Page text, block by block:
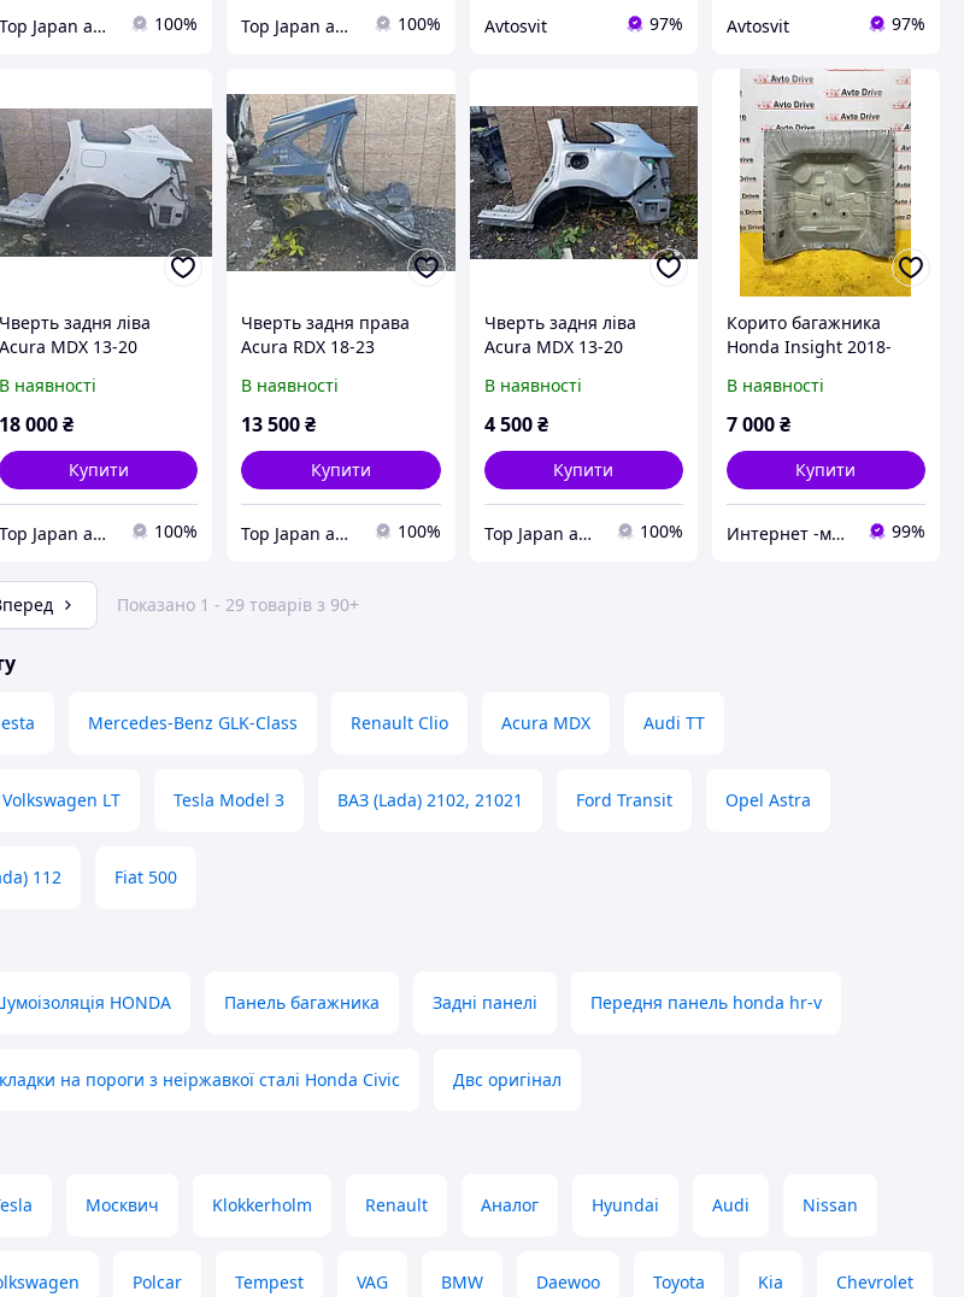
Top Japan autoparts 100% Top Japan autoparts 100% Avtosvit 97% Avtosvit 97%
Чверть задня ліва
Acura MDX 13-20
В наявності
18 000₴
Купити
Top Japan autoparts 100%
Чверть задня права
Acura RDX 18-23
В наявності
13 500₴
Купити
Top Japan autoparts 100%
Чверть задня ліва
Acura MDX 13-20
В наявності
4 500 ₴
Купити
Top Japan autoparts 100%
Корито багажника
Honda Insight 2018-
В наявності
7 000₴
Купити
Интернет -магазин"Avto Drive" 99%
Показано 1 - 29 товарів з 90+
Mercedes-Benz GLK-Class Renault Clio Acura MDX Audi TT
Volkswagen LT Tesla Model 3 ВАЗ (Lada) 2102, 21021 Ford Transit Opel Astra
112 Fiat 500
HONDA Панель багажника Задні панелі Передня панель honda hr-v
на пороги з неіржавкої сталі Honda Civic Двс оригінал
Москвич Klokkerholm Renault Аналог Hyundai Audi Nissan
Polcar Tempest VAG BMW Daewoo Toyota Kia Chevrolet